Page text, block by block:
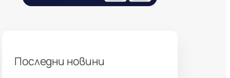
н
Последни новини